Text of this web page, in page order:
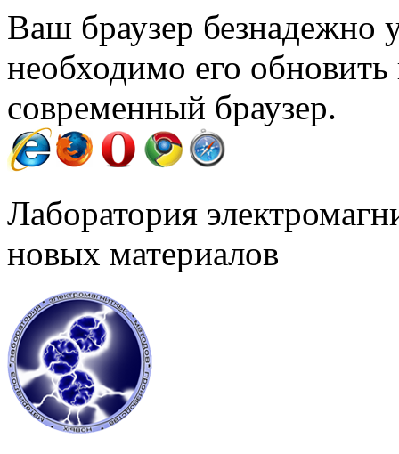
Ваш браузер безнадежно
необходимо его
современный браузер.
Лаборатория
новых материалов